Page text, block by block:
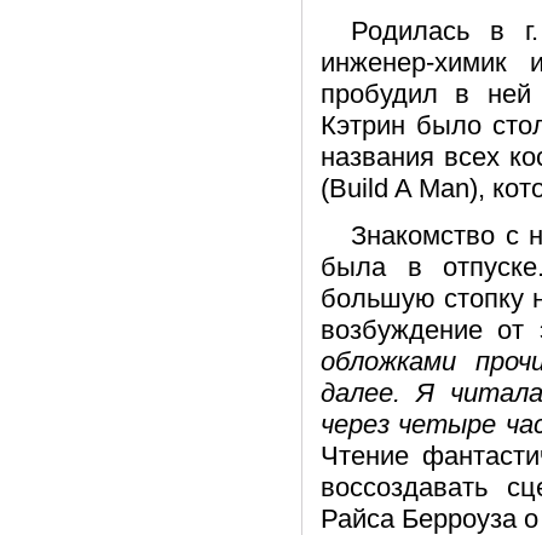
Родилась в
инженер-химик
пробудил в
Кэтрин было
названия всех
(Build A Man),
Знакомство с
была в
большую стопку
возбуждение от
обложками
далее. Я
через четыре
Чтение
воссоздавать
Райса Берроуза